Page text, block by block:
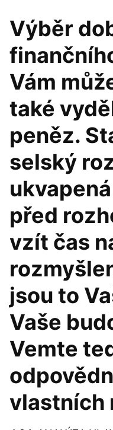
Výběr
Vám
také
peněz.
selský
před
vzít čas
jsou to
Vaše
Vemte
vlastních